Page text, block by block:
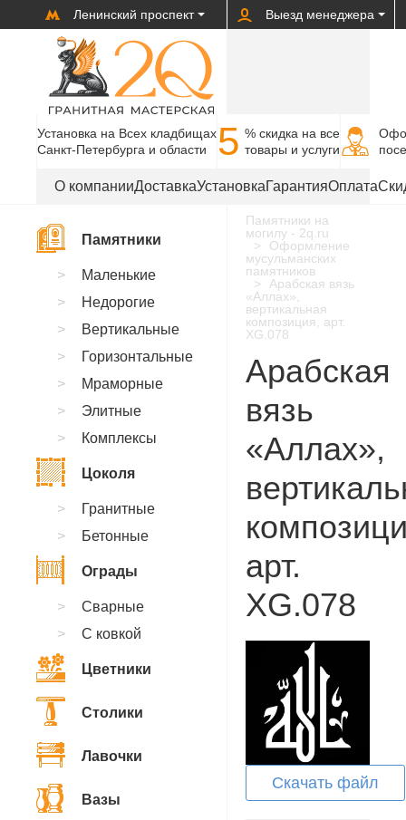
Ленинский проспект Выезд менеджера
Установка на Всех кладбищах
Санкт-Петербурга и области
5 % cкидка на все
товары и услуги
О компанииДоставкаУстановкаГарантияОплата
Памятники на
могилу - 2q.ru
Оформление
мусульманских
памятников
Арабская вязь
«Аллах»,
вертикальная
композиция, арт.
XG.078
Арабская
вязь
«Аллах»,
арт.
XG.078
Скачать файл
Памятники
Маленькие
Недорогие
Вертикальные
Горизонтальные
Мраморные
Элитные
Комплексы
Цоколя
Гранитные
Бетонные
Ограды
Сварные
С ковкой
Цветники
Столики
Лавочки
Вазы